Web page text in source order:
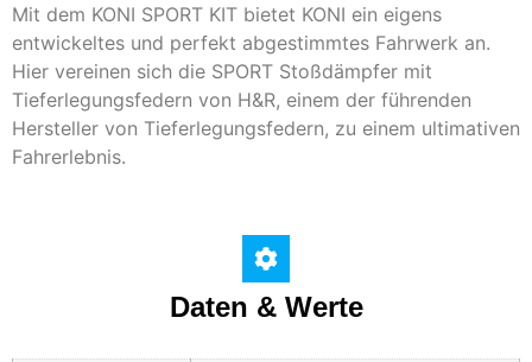
Mit dem KONI SPORT KIT bietet KONI ein eigens
entwickeltes und perfekt abgestimmtes Fahrwerk an.
Hier vereinen sich die SPORT Stoßdämpfer mit
Tieferlegungsfedern von H&R, einem der führenden
Hersteller von Tieferlegungsfedern, zu einem ultimativen
Fahrerlebnis.
Daten & Werte